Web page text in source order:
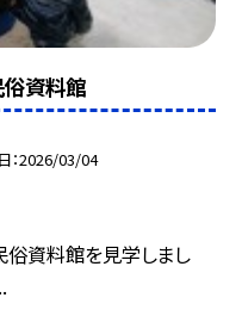
資料館
2026/03/04
資料館を見学しまし